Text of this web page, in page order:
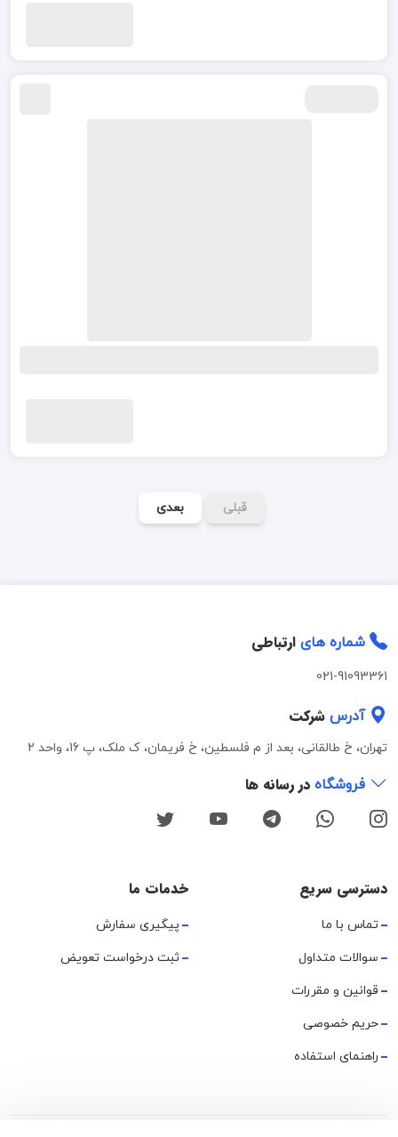
قبلی بعدی
شماره های ارتباطی
021-91093361
آدرس شرکت
تهران، خ طالقانی، بعد از م فلسطین، خ فریمان، ک ملک، پ 16، واحد 2
فروشگاه در رسانه ها
دسترسی سریع
تماس با ما
سوالات متداول
قوانین و مقررات
حریم خصوصی
راهنمای استفاده
خدمات ما
پیگیری سفارش
ثبت درخواست تعویض